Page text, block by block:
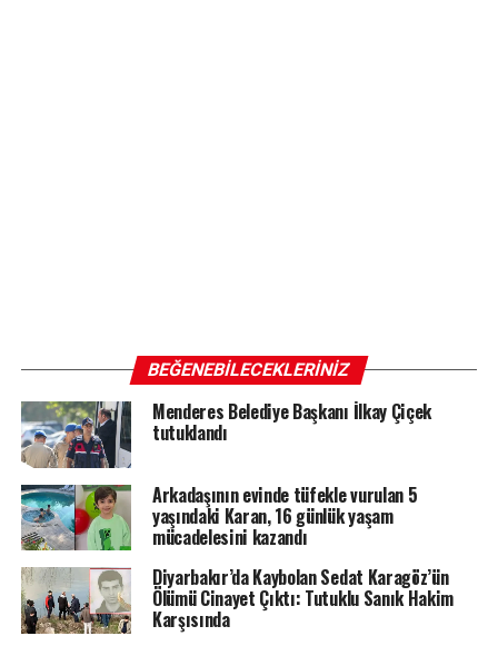
BEĞENEBILECEKLERINIZ
Menderes Belediye Başkanı İlkay Çiçek
tutuklandı
Arkadaşının evinde tüfekle vurulan 5
yaşındaki Karan, 16 günlük yaşam
mücadelesini kazandı
Diyarbakır’da Kaybolan Sedat Karagöz’ün
Ölümü Cinayet Çıktı: Tutuklu Sanık Hakim
Karşısında